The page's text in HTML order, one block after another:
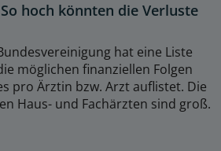
hoch könnten die Verluste
hat eine Liste
möglichen finanziellen Folgen
pro Ärztin bzw. Arzt auflistet. Die
Haus- und Fachärzten sind groß.